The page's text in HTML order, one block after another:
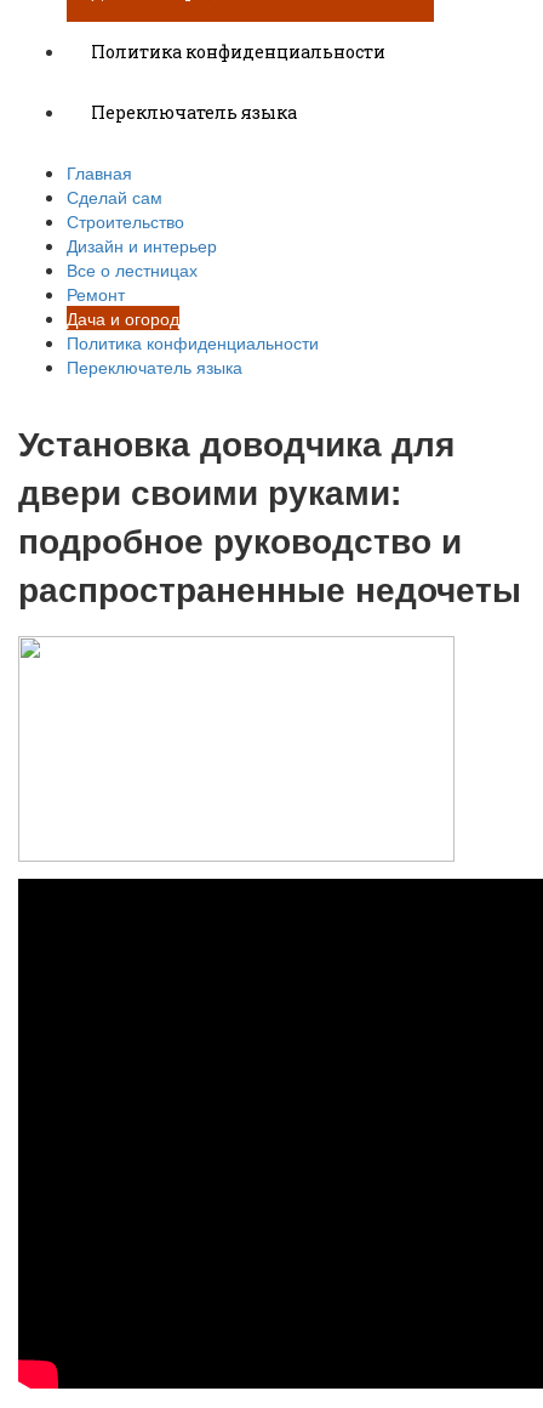
Политика конфиденциальности
Переключатель языка
Главная
Сделай сам
Строительство
Дизайн и интерьер
Все о лестницах
Ремонт
Дача и огород
Политика конфиденциальности
Переключатель языка
Установка доводчика для
двери своими руками:
подробное руководство и
распространенные недочеты